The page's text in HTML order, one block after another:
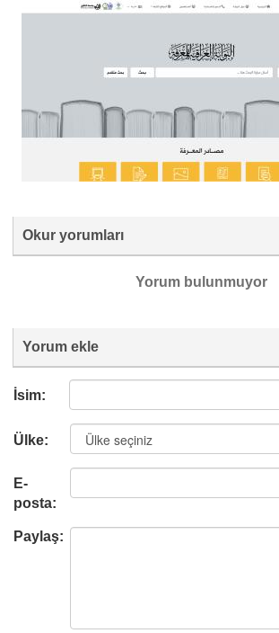
Okur yorumları
Yorum bulunmuyor
Yorum ekle
İsim:
Ülke:
E-
posta:
Paylaş: